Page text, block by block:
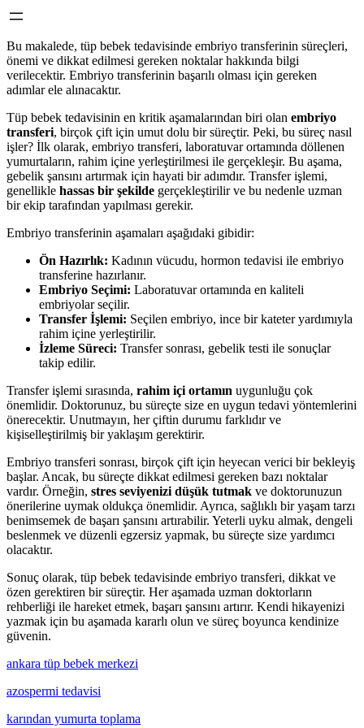
Bu makalede, tüp bebek tedavisinde embriyo transferinin süreçleri,
önemi ve dikkat edilmesi gereken noktalar hakkında bilgi
verilecektir. Embriyo transferinin başarılı olması için gereken
adımlar ele alınacaktır.
Tüp bebek tedavisinin en kritik aşamalarından biri olan embriyo
transferi, birçok çift için umut dolu bir süreçtir. Peki, bu süreç nasıl
işler? İlk olarak, embriyo transferi, laboratuvar ortamında döllenen
yumurtaların, rahim içine yerleştirilmesi ile gerçekleşir. Bu aşama,
gebelik şansını artırmak için hayati bir adımdır. Transfer işlemi,
genellikle hassas bir şekilde gerçekleştirilir ve bu nedenle uzman
bir ekip tarafından yapılması gerekir.
Embriyo transferinin aşamaları aşağıdaki gibidir:
Ön Hazırlık: Kadının vücudu, hormon tedavisi ile embriyo
transferine hazırlanır.
Embriyo Seçimi: Laboratuvar ortamında en kaliteli
embriyolar seçilir.
Transfer İşlemi: Seçilen embriyo, ince bir kateter yardımıyla
rahim içine yerleştirilir.
İzleme Süreci: Transfer sonrası, gebelik testi ile sonuçlar
takip edilir.
Transfer işlemi sırasında, rahim içi ortamın uygunluğu çok
önemlidir. Doktorunuz, bu süreçte size en uygun tedavi yöntemlerini
önerecektir. Unutmayın, her çiftin durumu farklıdır ve
kişiselleştirilmiş bir yaklaşım gerektirir.
Embriyo transferi sonrası, birçok çift için heyecan verici bir bekleyiş
başlar. Ancak, bu süreçte dikkat edilmesi gereken bazı noktalar
vardır. Örneğin, stres seviyenizi düşük tutmak ve doktorunuzun
önerilerine uymak oldukça önemlidir. Ayrıca, sağlıklı bir yaşam tarzı
benimsemek de başarı şansını artırabilir. Yeterli uyku almak, dengeli
beslenmek ve düzenli egzersiz yapmak, bu süreçte size yardımcı
olacaktır.
Sonuç olarak, tüp bebek tedavisinde embriyo transferi, dikkat ve
özen gerektiren bir süreçtir. Her aşamada uzman doktorların
rehberliği ile hareket etmek, başarı şansını artırır. Kendi hikayenizi
yazmak için bu aşamada kararlı olun ve süreç boyunca kendinize
güvenin.
ankara tüp bebek merkezi
azospermi tedavisi
karından yumurta toplama